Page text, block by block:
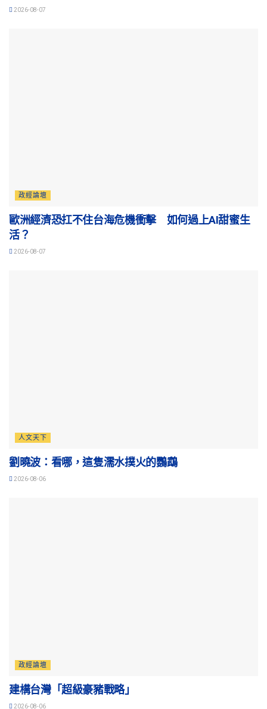
2026-08-07
政經論壇
歐洲經濟恐扛不住台海危機衝擊 如何過上AI甜蜜生
活？
2026-08-07
人文天下
劉曉波：看哪，這隻濡水撲火的鸚鵡
2026-08-06
政經論壇
建構台灣「超級豪豬戰略」
2026-08-06